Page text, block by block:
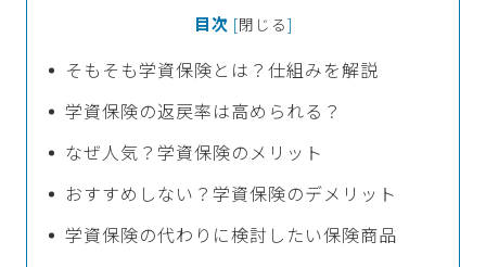
目次 [閉じる]
そもそも学資保険とは？仕組みを解説
学資保険の返戻率は高められる？
なぜ人気？学資保険のメリット
おすすめしない？学資保険のデメリット
学資保険の代わりに検討したい保険商品